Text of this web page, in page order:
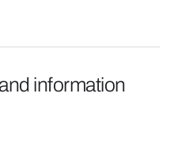
information